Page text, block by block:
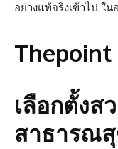
อย่างแท้จริงเข้าไป ใ
เลือกตั้งส
สาธารณ